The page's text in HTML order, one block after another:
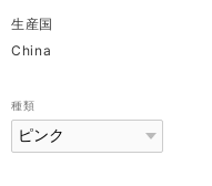
生産国
China
種類